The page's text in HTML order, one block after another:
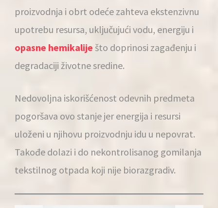
proizvodnja i obrt odeće zahteva ekstenzivnu
upotrebu resursa, uključujući vodu, energiju i
opasne hemikalije što doprinosi zagađenju i
degradaciji životne sredine.
Nedovoljna iskorišćenost odevnih predmeta
pogoršava ovo stanje jer energija i resursi
uloženi u njihovu proizvodnju idu u nepovrat.
Takođe dolazi i do nekontrolisanog gomilanja
tekstilnog otpada koji nije biorazgradiv.